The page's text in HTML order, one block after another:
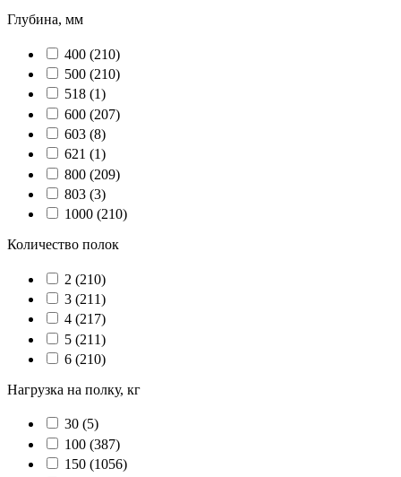
Глубина, мм
400 (210)
500 (210)
518 (1)
600 (207)
603 (8)
621 (1)
800 (209)
803 (3)
1000 (210)
Количество полок
2 (210)
3 (211)
4 (217)
5 (211)
6 (210)
Нагрузка на полку, кг
30 (5)
100 (387)
150 (1056)